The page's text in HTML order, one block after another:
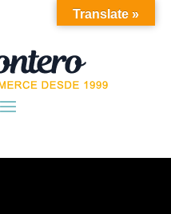
Translate »